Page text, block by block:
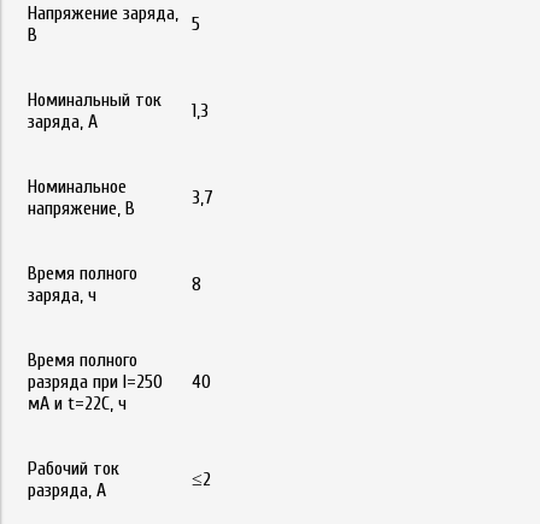
Напряжение заряда,
В
5
Номинальный ток
заряда, А
1,3
Номинальное
напряжение, В
3,7
Время полного
заряда, ч
8
Время полного
разряда при I=250
мА и t=22С, ч
40
Рабочий ток
разряда, А
≤2